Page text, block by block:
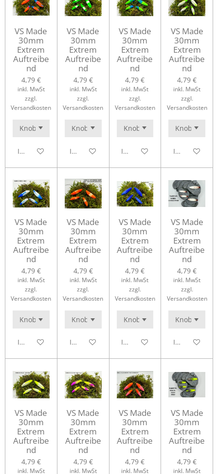
VS Made
30mm
Extrem
Auftreibe
nd
4,79 €
inkl. MwSt
zzgl.
Versandkosten
In den Warenkorb
VS Made
30mm
Extrem
Auftreibe
nd
4,79 €
inkl. MwSt
zzgl.
Versandkosten
In den Warenkorb
VS Made
30mm
Extrem
Auftreibe
nd
4,79 €
inkl. MwSt
zzgl.
Versandkosten
In den Warenkorb
VS Made
30mm
Extrem
Auftreibe
nd
4,79 €
inkl. MwSt
zzgl.
Versandkosten
In den
VS Made
30mm
Extrem
Auftreibe
nd
4,79 €
inkl. MwSt
zzgl.
Versandkosten
In den Warenkorb
VS Made
30mm
Extrem
Auftreibe
nd
4,79 €
inkl. MwSt
zzgl.
Versandkosten
In den Warenkorb
VS Made
30mm
Extrem
Auftreibe
nd
4,79 €
inkl. MwSt
zzgl.
Versandkosten
In den Warenkorb
VS Made
30mm
Extrem
Auftreibe
nd
4,79 €
inkl. MwSt
zzgl.
Versandkosten
In den
VS Made
30mm
Extrem
Auftreibe
nd
4,79 €
inkl. MwSt
VS Made
30mm
Extrem
Auftreibe
nd
4,79 €
inkl. MwSt
VS Made
30mm
Extrem
Auftreibe
nd
4,79 €
inkl. MwSt
VS Made
30mm
Extrem
Auftreibe
nd
4,79 €
inkl. MwSt